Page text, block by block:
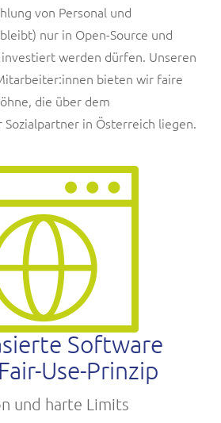
von Personal und
nur in Open-Source und
werden dürfen. Unseren
bieten wir faire
die über dem
in Österreich liegen.
Software
Use-Prinzip
und harte Limits